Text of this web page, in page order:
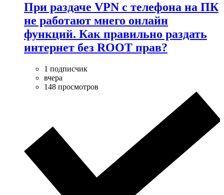
При раздаче VPN с телефона на ПК
не работают мнего онлайн
функций. Как правильно раздать
интернет без ROOT прав?
1 подписчик
вчера
148 просмотров